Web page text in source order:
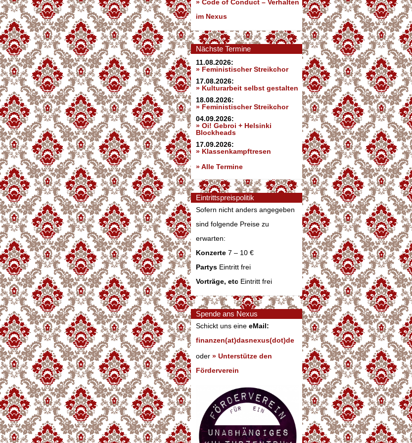
» Code of Conduct – Verhalten
im Nexus
Nächste Termine
11.08.2026:
» Feministischer Streikchor
17.08.2026:
» Kulturarbeit selbst gestalten
18.08.2026:
» Feministischer Streikchor
04.09.2026:
» Oi! Gebroi + Helsinki
Blockheads
17.09.2026:
» Klassenkampftresen
» Alle Termine
Eintrittspreispolitik
Sofern nicht anders angegeben
sind folgende Preise zu
erwarten:
Konzerte 7 – 10 €
Partys Eintritt frei
Vorträge, etc Eintritt frei
Spende ans Nexus
Schickt uns eine eMail:
finanzen(at)dasnexus(dot)de
oder » Unterstütze den
Förderverein